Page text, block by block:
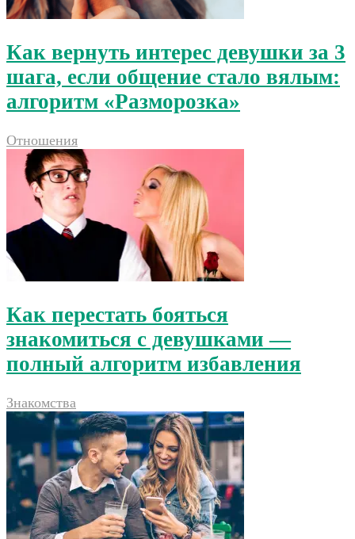
Как вернуть интерес девушки за 3
шага, если общение стало вялым:
алгоритм «Разморозка»
Отношения
Как перестать бояться
знакомиться с девушками —
полный алгоритм избавления
Знакомства